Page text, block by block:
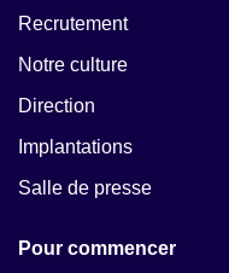
Recrutement
Notre culture
Direction
Implantations
Salle de presse
Pour commencer